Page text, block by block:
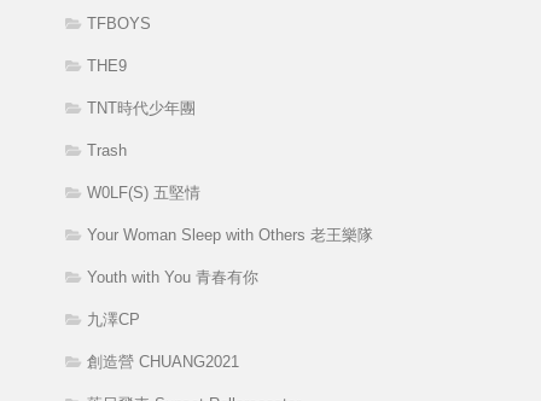
TFBOYS
THE9
TNT時代少年團
Trash
W0LF(S) 五堅情
Your Woman Sleep with Others 老王樂隊
Youth with You 青春有你
九澤CP
創造營 CHUANG2021